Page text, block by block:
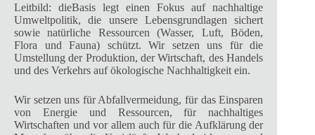
Leitbild: dieBasis legt einen Fokus auf nachhaltige
Umweltpolitik, die unsere Lebensgrundlagen sichert
sowie natürliche Ressourcen (Wasser, Luft, Böden,
Flora und Fauna) schützt. Wir setzen uns für die
Umstellung der Produktion, der Wirtschaft, des Handels
und des Verkehrs auf ökologische Nachhaltigkeit ein.
Wir setzen uns für Abfallvermeidung, für das Einsparen
von Energie und Ressourcen, für nachhaltiges
Wirtschaften und vor allem auch für die Aufklärung der